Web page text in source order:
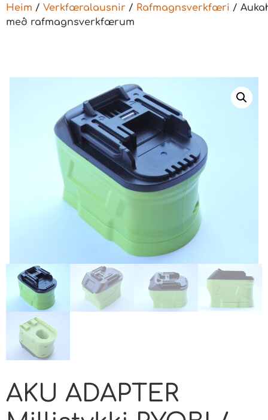
Heim / Verkfæralausnir / Rafmagnsverkfæri /
með rafmagnsverkfærum
AKU ADAPTER